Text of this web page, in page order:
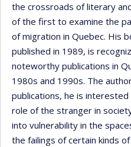
the crossroads of literary
of the first to examine the
of migration in Quebec. His
published in 1989, is
noteworthy publications in
1980s and 1990s. The
publications, he is
role of the stranger in
into vulnerability in the
the failings of certain kinds